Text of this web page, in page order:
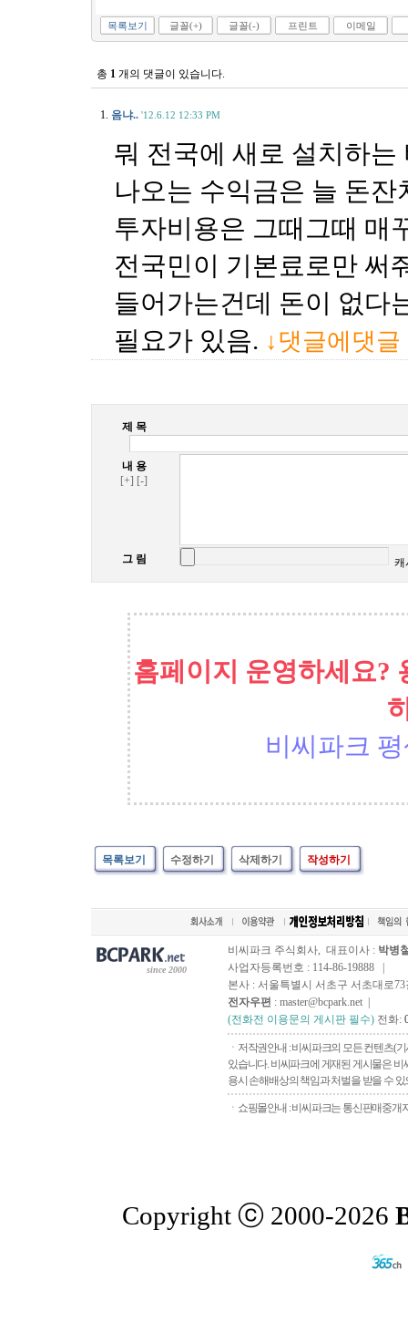
목록보기 글꼴(+) 글꼴(-) 프린트 이메일
총 1 개의 댓글이 있습니다.
1. 음냐.. '12.6.12 12:33 PM
뭐 전국에 새로 설치하
나오는 수익금은 늘 돈
투자비용은 그때그때 매
전국민이 기본료로만 써
들어가는건데 돈이 없다
필요가 있음. ↓댓글에댓글
제 목
내 용
[+] [-]
그 림 캐
홈페이지 운영하세요?
비씨파크
목록보기 수정하기 삭제하기 작성하기
since 2000
비씨파크 주식회사, 대표이사 : 박병
사업자등록번호 : 114-86-19888 |
본사 : 서울특별시 서초구 서초대로73
전자우편 : master@bcpark.net |
(전화전 이용문의 게시판 필수) 전화:
ㆍ저작권안내 : 비씨파크의 모든 컨텐츠(
있습니다. 비씨파크에 게재된 게시물은
용시 손해배상의 책임과 처벌을 받을 수
ㆍ쇼핑몰안내 : 비씨파크는 통신판매중개
Copyright ⓒ 2000-2026